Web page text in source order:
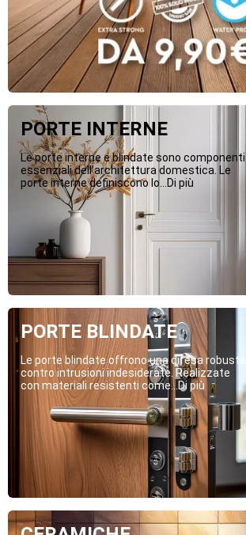
PORTE INTERNE
Le porte interne e blindate sono componenti
essenziali dell’architettura domestica. Le
porte interne definiscono lo...Di più
PORTE BLINDATE
Le porte blindate offrono una difesa robusta
contro intrusioni indesiderate. Realizzate
con materiali resistenti come...Di più